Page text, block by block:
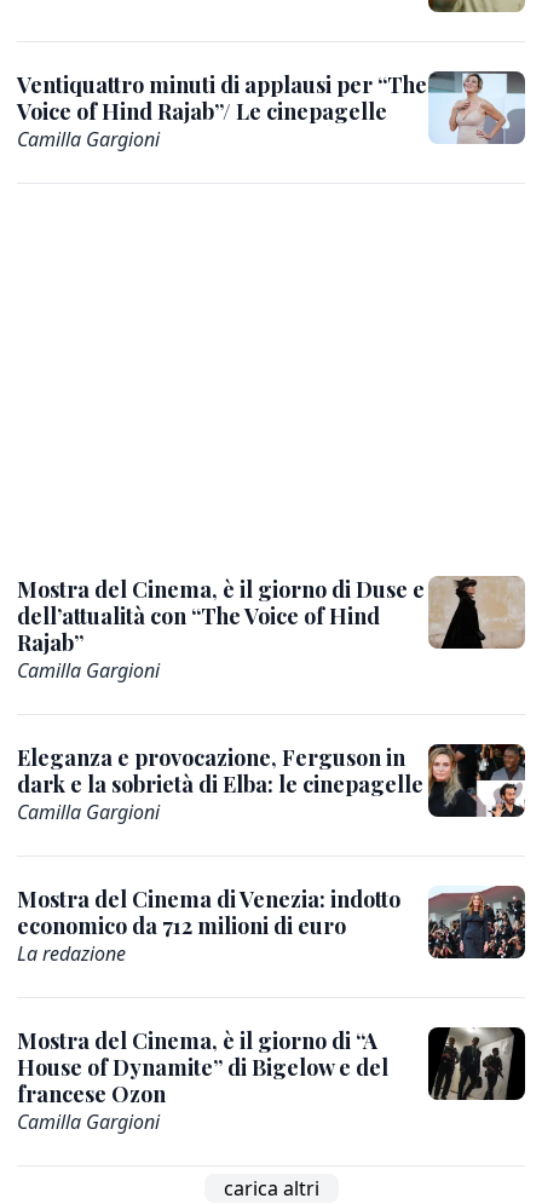
Ventiquattro minuti di applausi per “The
Voice of Hind Rajab”/ Le cinepagelle
Camilla Gargioni
Mostra del Cinema, è il giorno di Duse e
dell’attualità con “The Voice of Hind
Rajab”
Camilla Gargioni
Eleganza e provocazione, Ferguson in
dark e la sobrietà di Elba: le cinepagelle
Camilla Gargioni
Mostra del Cinema di Venezia: indotto
economico da 712 milioni di euro
La redazione
Mostra del Cinema, è il giorno di “A
House of Dynamite” di Bigelow e del
francese Ozon
Camilla Gargioni
carica altri